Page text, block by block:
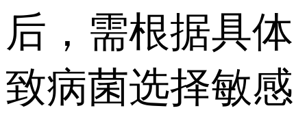
后，需根据具体
致病菌选择敏感